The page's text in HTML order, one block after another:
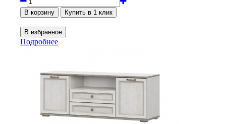
Подробнее